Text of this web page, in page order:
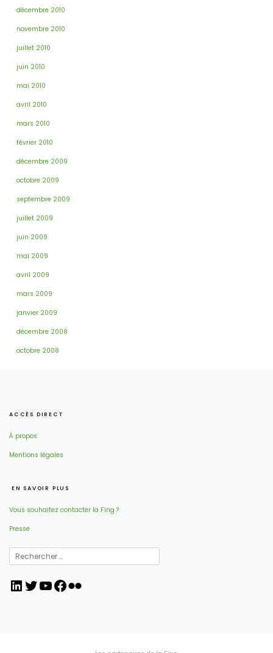
décembre 2010
novembre 2010
juillet 2010
juin 2010
mai 2010
avril 2010
mars 2010
février 2010
décembre 2009
octobre 2009
septembre 2009
juillet 2009
juin 2009
mai 2009
avril 2009
mars 2009
janvier 2009
décembre 2008
octobre 2008
ACCÈS DIRECT
À propos
Mentions légales
EN SAVOIR PLUS
Vous souhaitez contacter la Fing ?
Presse
LinkedIn
Twitter
YouTube
Facebook
Flickr